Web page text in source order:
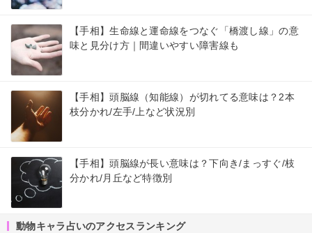
【手相】生命線と運命線をつなぐ「橋渡し線」の意
味と見分け方｜間違いやすい障害線も
【手相】頭脳線（知能線）が切れてる意味は？2本
枝分かれ/左手/上など状況別
【手相】頭脳線が長い意味は？下向き/まっすぐ/枝
分かれ/月丘など特徴別
動物キャラ占いのアクセスランキング